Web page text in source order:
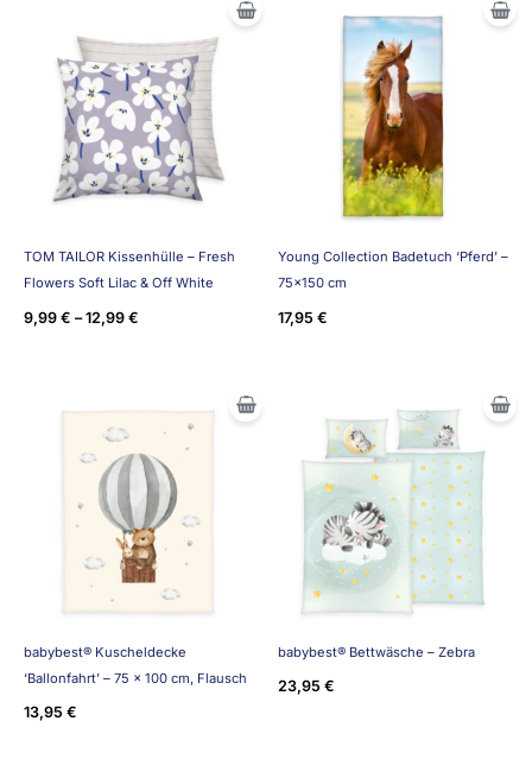
TOM TAILOR Kissenhülle – Fresh
Flowers Soft Lilac & Off White
9,99 € –12,99 €
Young Collection Badetuch ‘Pferd’ –
75×150 cm
17,95 €
babybest® Kuscheldecke
‘Ballonfahrt’ – 75 x 100 cm, Flausch
13,95 €
babybest® Bettwäsche – Zebra
23,95 €